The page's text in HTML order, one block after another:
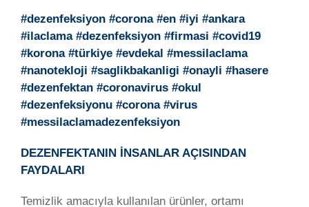
#dezenfeksiyon #corona #en #iyi #ankara
#ilaclama #dezenfeksiyon #firmasi #covid19
#korona #türkiye #evdekal #messilaclama
#nanotekloji #saglikbakanligi #onayli #hasere
#dezenfektan #coronavirus #okul
#dezenfeksiyonu #corona #virus
#messilaclamadezenfeksiyon
DEZENFEKTANIN İNSANLAR AÇISINDAN
FAYDALARI
Temizlik amacıyla kullanılan ürünler, ortamı